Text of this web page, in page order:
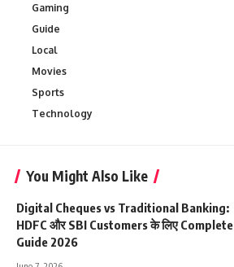
Gaming
Guide
Local
Movies
Sports
Technology
You Might Also Like
Digital Cheques vs Traditional Banking:
HDFC और SBI Customers के लिए Complete
Guide 2026